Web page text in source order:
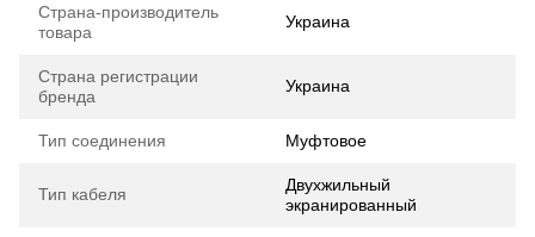
Страна-производитель
товара
Украина
Страна регистрации
бренда
Украина
Тип соединения Муфтовое
Тип кабеля
Двухжильный
экранированный